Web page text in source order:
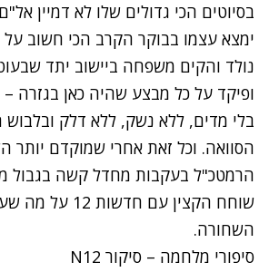
בסיוטים הכי גדולים שלו לא דמיין
ימצא עצמו בבוקר הקרב הכי חשוב
נולד והקים משפחה ביישוב יתד
ופיקד על כל מבצע שהיה כאן בגזרה
בלי מדים, ללא נשק, ללא דלק ובלבוש
הסוואה. וכל זאת אחרי שמוקדם יותר
הרמטכ"ל בעקבות מחדל קשה בגבול
שוחח הקצין עם
השחורה.
סיפורי מלחמה – סיקור N12